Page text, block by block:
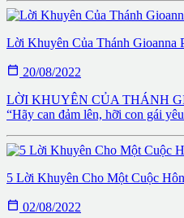
Lời Khuyên Của Thánh Gioanna
 20/08/2022
LỜI KHUYÊN CỦA THÁNH
“Hãy can đảm lên, hỡi con gái
5 Lời Khuyên Cho Một Cuộc
 02/08/2022